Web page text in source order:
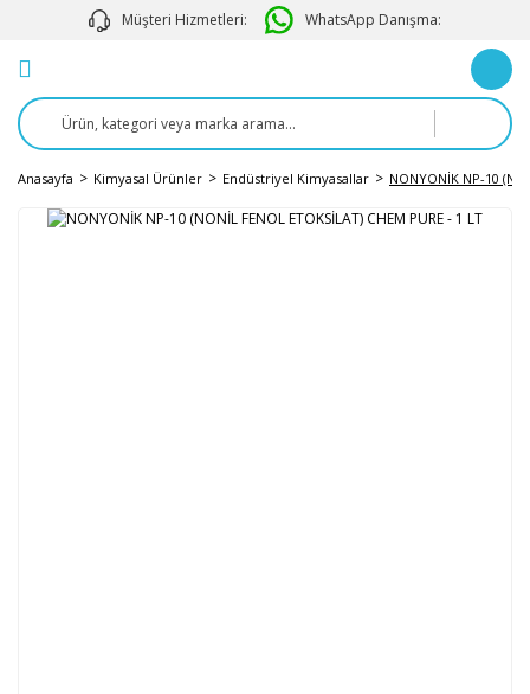
Müşteri Hizmetleri: WhatsApp Danışma:
Anasayfa Kimyasal Ürünler Endüstriyel Kimyasallar NONYONİK NP-10